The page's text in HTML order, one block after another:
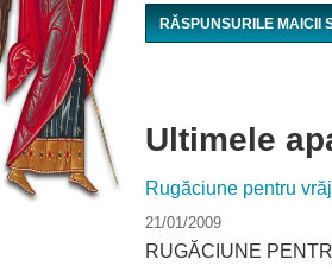
RĂSPUNSURILE MAICII
Ultimele
Rugăciune pentru
21/01/2009
RUGĂCIUNE